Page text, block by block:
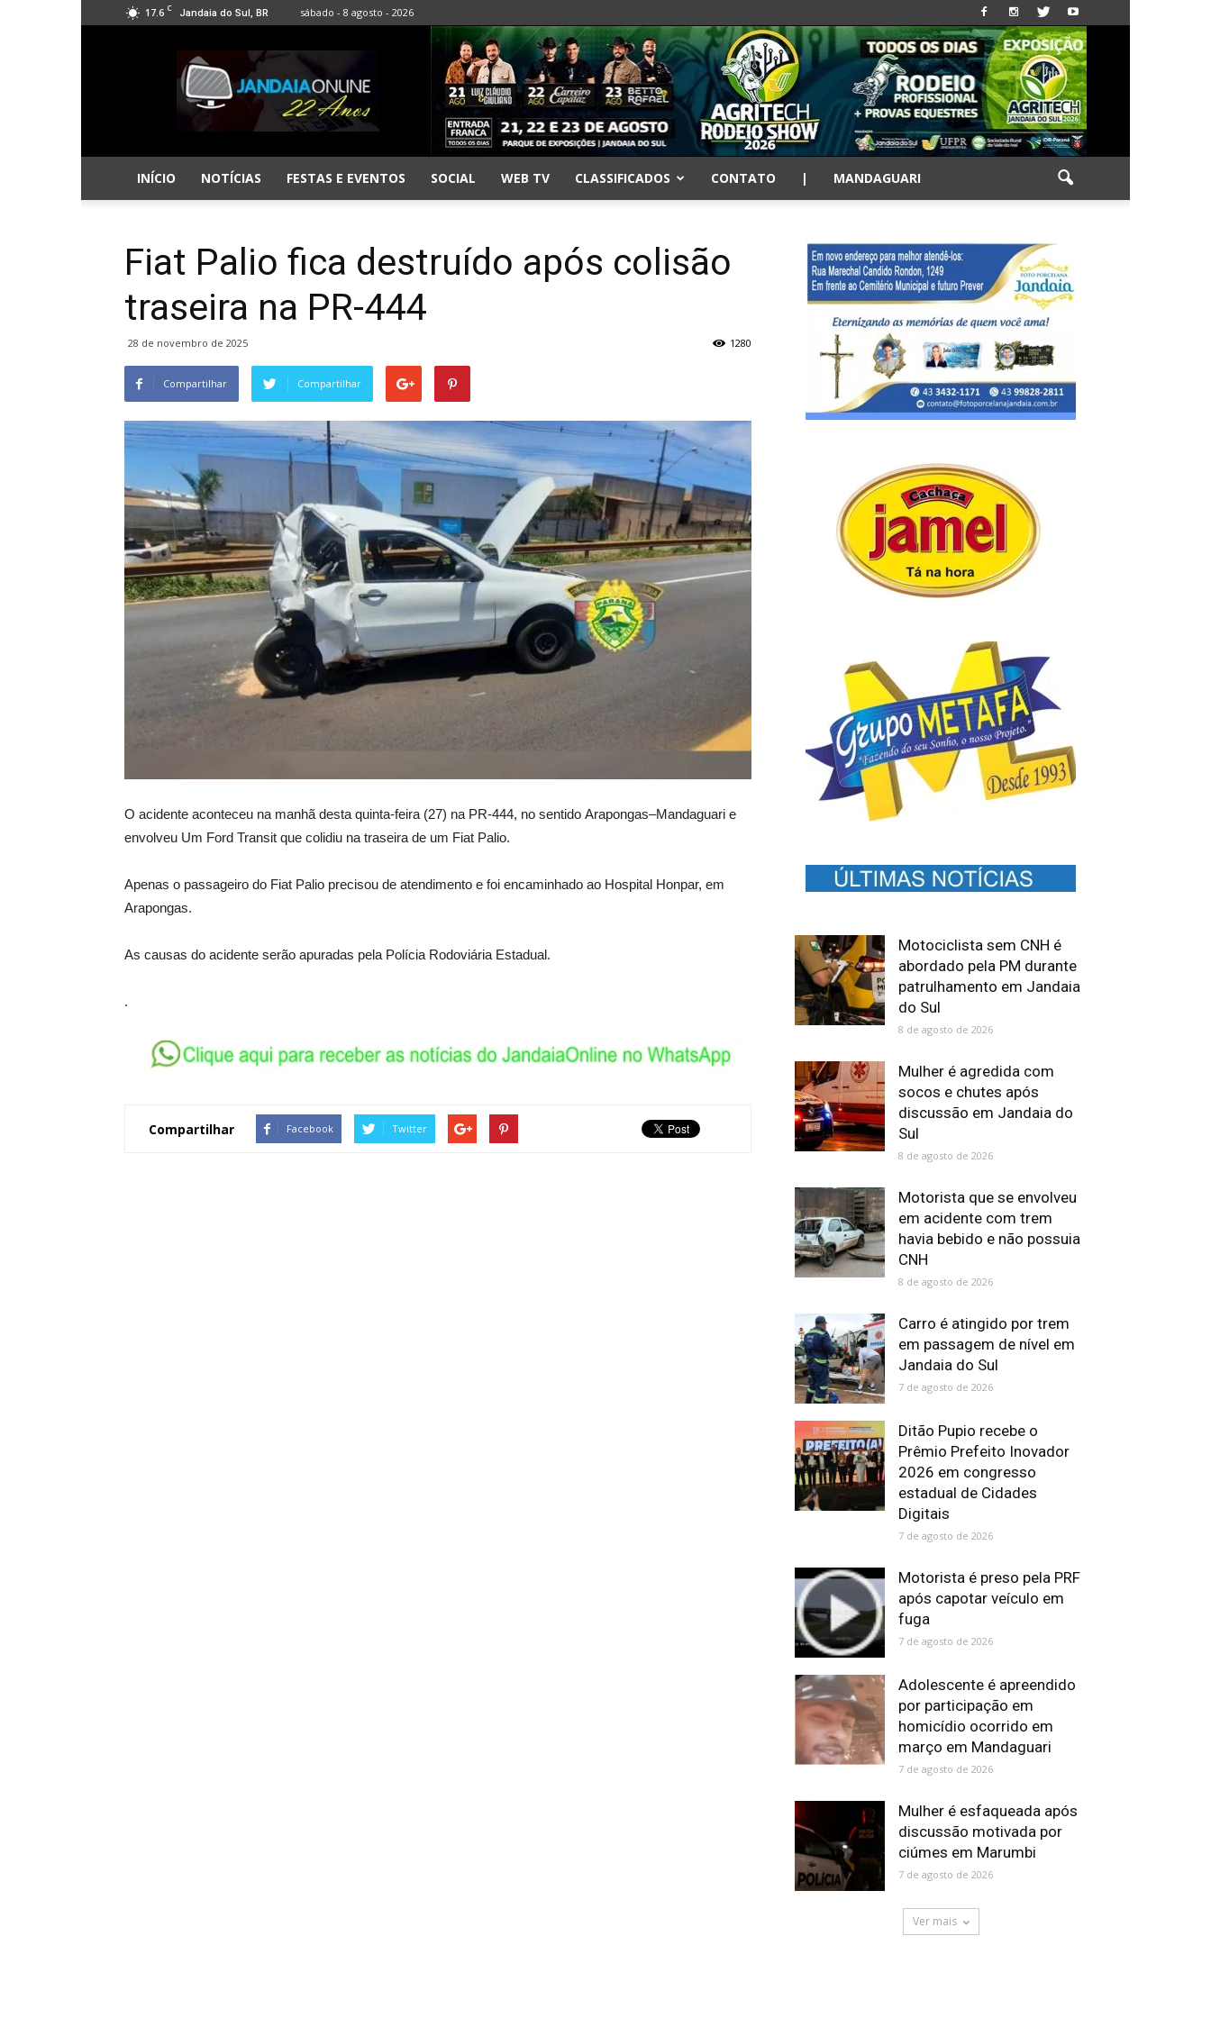
17.6 C Jandaia do Sul, BR sábado - 8 agosto - 2026
Jandaia
Online
INÍCIO NOTÍCIAS FESTAS E EVENTOS SOCIAL WEB TV CLASSIFICADOS CONTATO | MANDAGUARI
Fiat Palio fica destruído após colisão
traseira na PR-444
28 de novembro de 2025 1280
Compartilhar Compartilhar
O acidente aconteceu na manhã desta quinta-feira (27) na PR-444, no sentido Arapongas–Mandaguari e
envolveu Um Ford Transit que colidiu na traseira de um Fiat Palio.
Apenas o passageiro do Fiat Palio precisou de atendimento e foi encaminhado ao Hospital Honpar, em
Arapongas.
As causas do acidente serão apuradas pela Polícia Rodoviária Estadual.
.
Compartilhar Facebook Twitter
Motociclista sem CNH é
abordado pela PM durante
patrulhamento em Jandaia
do Sul
8 de agosto de 2026
Mulher é agredida com
socos e chutes após
discussão em Jandaia do
Sul
8 de agosto de 2026
Motorista que se envolveu
em acidente com trem
havia bebido e não possuia
CNH
8 de agosto de 2026
Carro é atingido por trem
em passagem de nível em
Jandaia do Sul
7 de agosto de 2026
Ditão Pupio recebe o
Prêmio Prefeito Inovador
2026 em congresso
estadual de Cidades
Digitais
7 de agosto de 2026
Motorista é preso pela PRF
após capotar veículo em
fuga
7 de agosto de 2026
Adolescente é apreendido
por participação em
homicídio ocorrido em
março em Mandaguari
7 de agosto de 2026
Mulher é esfaqueada após
discussão motivada por
ciúmes em Marumbi
7 de agosto de 2026
Ver mais